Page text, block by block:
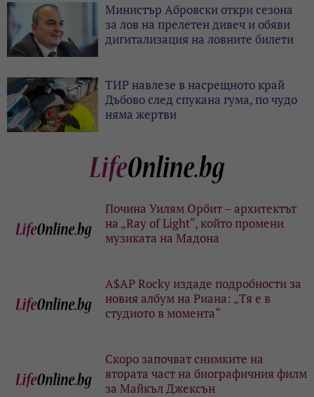
Министър Абровски откри сезона
за лов на прелетен дивеч и обяви
дигитализация на ловните билети
ТИР навлезе в насрещното край
Дъбово след спукана гума, по чудо
няма жертви
Почина Уилям Орбит – архитектът
на „Ray of Light“, който промени
музиката на Мадона
A$AP Rocky издаде подробности за
новия албум на Риана: „Тя е в
студиото в момента“
Скоро започват снимките на
втората част на биографичния филм
за Майкъл Джексън